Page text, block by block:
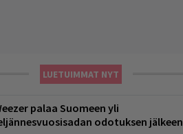
LUETUIMMAT NYT
palaa Suomeen yli
odotuksen jälkeen